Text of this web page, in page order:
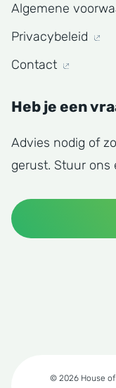
Algemene
Privacybeleid
Contact
Heb je een
Advies nodig of
gerust. Stuur ons
© 2026 House of